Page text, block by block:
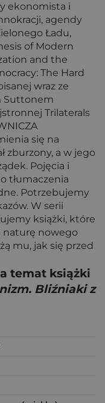
ekonomista i
agendy
Ładu,
of Modern
and the
The Hard
wraz ze
Suttonem
Trilaterals
się na
zburzony, a w jego
Pojęcia i
tłumaczenia
Potrzebujemy
W serii
książki, które
naturę nowego
mu, jak się przed
temat książki
Bliźniaki z